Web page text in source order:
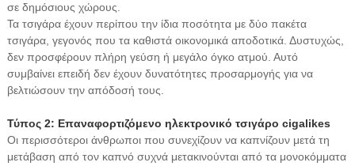
σε δημόσιους χώρους.
Τα τσιγάρα έχουν περίπου την ίδια ποσότητα με δύο πακέτα
τσιγάρα, γεγονός που τα καθιστά οικονομικά αποδοτικά. Δυστυχώς,
δεν προσφέρουν πλήρη γεύση ή μεγάλο όγκο ατμού. Αυτό
συμβαίνει επειδή δεν έχουν δυνατότητες προσαρμογής για να
βελτιώσουν την απόδοσή τους.
Τύπος 2: Επαναφορτιζόμενο ηλεκτρονικό τσιγάρο cigalikes
Οι περισσότεροι άνθρωποι που συνεχίζουν να καπνίζουν μετά τη
μετάβαση από τον καπνό συχνά μετακινούνται από τα μονοκόμματα